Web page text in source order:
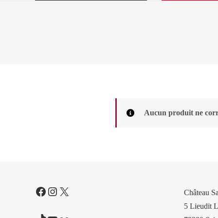
Aucun produit ne
Facebook
Instagram
X
Château
5 Lieudit